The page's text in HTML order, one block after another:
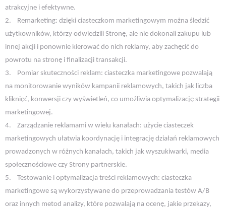
atrakcyjne i efektywne.
2.
Remarketing: dzięki ciasteczkom marketingowym można śledzić
użytkowników, którzy odwiedzili Stronę, ale nie dokonali zakupu lub
innej akcji i ponownie kierować do nich reklamy, aby zachęcić do
powrotu na stronę i finalizacji transakcji.
3.
Pomiar skuteczności reklam: ciasteczka marketingowe pozwalają
na monitorowanie wyników kampanii reklamowych, takich jak liczba
kliknięć, konwersji czy wyświetleń, co umożliwia optymalizację strategii
marketingowej.
4.
Zarządzanie reklamami w wielu kanałach: użycie ciasteczek
marketingowych ułatwia koordynację i integrację działań reklamowych
prowadzonych w różnych kanałach, takich jak wyszukiwarki, media
społecznościowe czy Strony partnerskie.
5.
Testowanie i optymalizacja treści reklamowych: ciasteczka
marketingowe są wykorzystywane do przeprowadzania testów A/B
oraz innych metod analizy, które pozwalają na ocenę, jakie przekazy,